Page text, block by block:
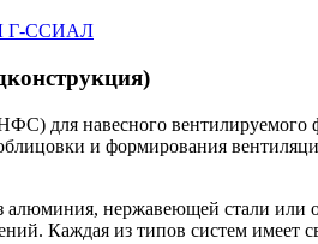
Г-ССИАЛ
для навесного
и формирования
нержавеющей стали или
Каждая из типов систем имеет